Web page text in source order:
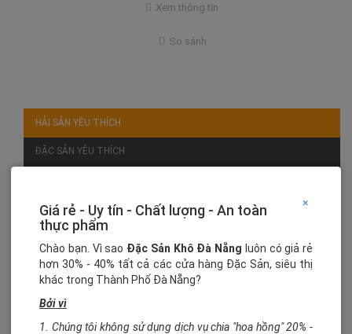
Xem thông tin
So sánh
HẢI SẢN YÊU THÍCH
ĐẶC SẢN YÊU THÍCH
DỊCH VỤ
DU LỊCH
×
Giá rẻ - Uy tín - Chất lượng - An toàn
thực phẩm
Chào bạn. Vì sao Đặc Sản Khô Đà Nẵng luôn có giả rẻ
hơn 30% - 40% tất cả các cửa hàng Đặc Sản, siêu thị
khác trong Thành Phố Đà Nẵng?
Bởi vì
1. Chúng tôi không sử dụng dịch vụ chia "hoa hồng" 20% -